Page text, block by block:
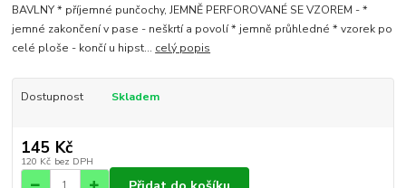
BAVLNY * příjemné punčochy, JEMNĚ PERFOROVANÉ SE VZOREM - *
jemné zakončení v pase - neškrtí a povolí * jemně průhledné * vzorek po
celé ploše - končí u hipst... celý popis
Dostupnost Skladem
145 Kč
120 Kč bez DPH